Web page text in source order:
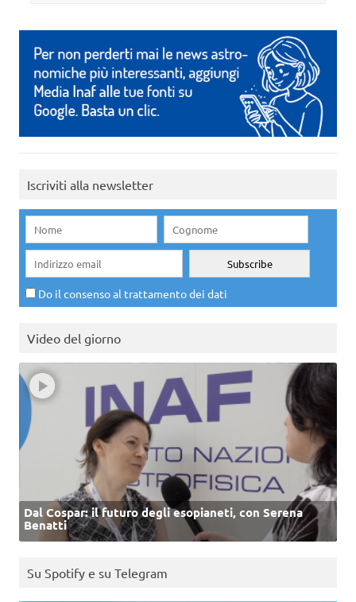
Iscriviti alla newsletter
Do il consenso al trattamento dei dati
Video del giorno
Dal Cospar: il futuro degli esopianeti, con Serena
Benatti
Su Spotify e su Telegram